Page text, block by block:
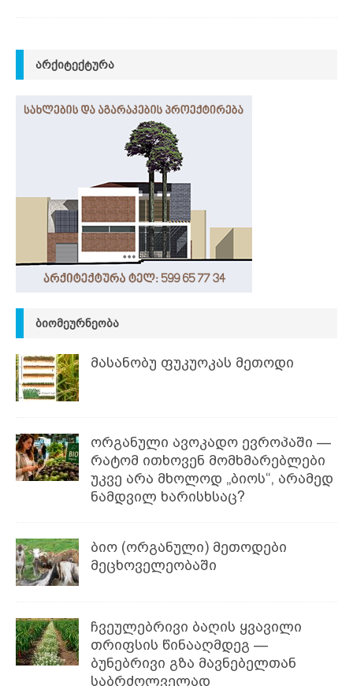
ᲐᲠᲥᲘᲢᲔᲥᲢᲣᲠᲐ
ᲑᲘᲝᲛᲔᲣᲠᲜᲔᲝᲑᲐ
მასანობუ ფუკუოკას მეთოდი
ორგანული ავოკადო ევროპაში —
რატომ ითხოვენ მომხმარებლები
უკვე არა მხოლოდ „ბიოს“, არამედ
ნამდვილ ხარისხსაც?
ბიო (ორგანული) მეთოდები
მეცხოველეობაში
ჩვეულებრივი ბაღის ყვავილი
თრიფსის წინააღმდეგ —
ბუნებრივი გზა მავნებელთან
საბრძოლველად